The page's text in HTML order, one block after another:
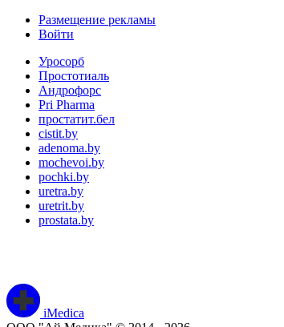
Размещение рекламы
Войти
Уросорб
Простотиаль
Андрофорс
Pri Pharma
простатит.бел
cistit.by
adenoma.by
mochevoi.by
pochki.by
uretra.by
uretrit.by
prostata.by
iMedica